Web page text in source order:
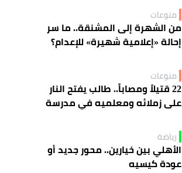
منوعات
من الشهرة إلى المشنقة.. ما سر
إحالة «إعلامية شهيرة» للإعدام؟
منوعات
22 قتيلاً ومصاباً.. طالب يفتح النار
على زملائه ومعلميه في مدرسة
رياضة
الأهلي بين خيارين.. محور جديد أو
عودة كيسيه